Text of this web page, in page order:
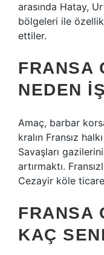
arasında Hatay,
bölgeleri ile
ettiler.
FRANSA
NEDEN
Amaç, barbar
kralın Fransız
Savaşları
artırmaktı.
Cezayir köle
FRANSA
KAÇ